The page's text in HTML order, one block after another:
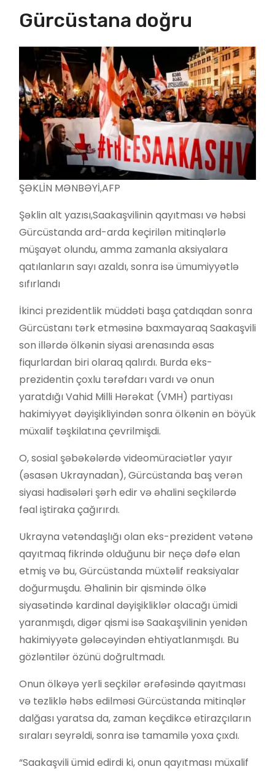
Gürcüstana doğru
ŞƏKLİN MƏNBƏYİ,AFP
Şəklin alt yazısı,Saakaşvilinin qayıtması və həbsi
Gürcüstanda ard-arda keçirilən mitinqlərlə
müşayət olundu, amma zamanla aksiyalara
qatılanların sayı azaldı, sonra isə ümumiyyətlə
sıfırlandı
İkinci prezidentlik müddəti başa çatdıqdan sonra
Gürcüstanı tərk etməsinə baxmayaraq Saakaşvili
son illərdə ölkənin siyasi arenasında əsas
fiqurlardan biri olaraq qalırdı. Burda eks-
prezidentin çoxlu tərəfdarı vardı və onun
yaratdığı Vahid Milli Hərəkat (VMH) partiyası
hakimiyyət dəyişikliyindən sonra ölkənin ən böyük
müxalif təşkilatına çevrilmişdi.
O, sosial şəbəkələrdə videomüraciətlər yayır
(əsasən Ukraynadan), Gürcüstanda baş verən
siyasi hadisələri şərh edir və əhalini seçkilərdə
fəal iştiraka çağırırdı.
Ukrayna vətəndaşlığı olan eks-prezident vətənə
qayıtmaq fikrində olduğunu bir neçə dəfə elan
etmiş və bu, Gürcüstanda müxtəlif reaksiyalar
doğurmuşdu. Əhalinin bir qismində ölkə
siyasətində kardinal dəyişikliklər olacağı ümidi
yaranmışdı, digər qismi isə Saakaşvilinin yenidən
hakimiyyətə gələcəyindən ehtiyatlanmışdı. Bu
gözləntilər özünü doğrultmadı.
Onun ölkəyə yerli seçkilər ərəfəsində qayıtması
və tezliklə həbs edilməsi Gürcüstanda mitinqlər
dalğası yaratsa da, zaman keçdikcə etirazçıların
sıraları seyrəldi, sonra isə tamamilə yoxa çıxdı.
“Saakaşvili ümid edirdi ki, onun qayıtması müxalif